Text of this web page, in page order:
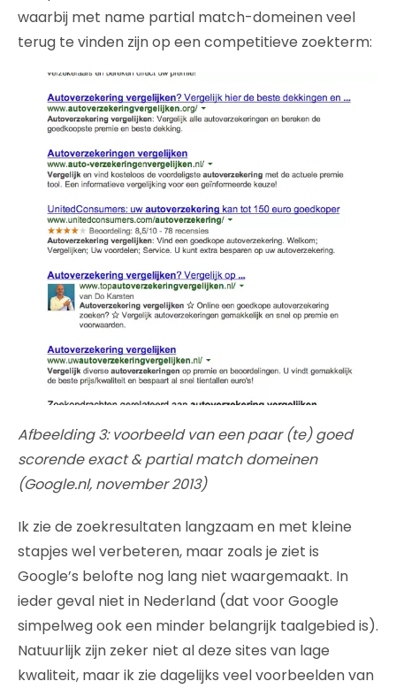
waarbij met name partial match-domeinen veel
terug te vinden zijn op een competitieve zoekterm:
Afbeelding 3: voorbeeld van een paar (te) goed
scorende exact & partial match domeinen
(Google.nl, november 2013)
Ik zie de zoekresultaten langzaam en met kleine
stapjes wel verbeteren, maar zoals je ziet is
Google’s belofte nog lang niet waargemaakt. In
ieder geval niet in Nederland (dat voor Google
simpelweg ook een minder belangrijk taalgebied is).
Natuurlijk zijn zeker niet al deze sites van lage
kwaliteit, maar ik zie dagelijks veel voorbeelden van